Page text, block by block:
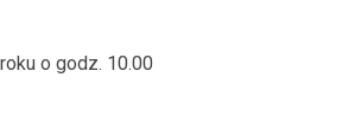
o godz. 10.00